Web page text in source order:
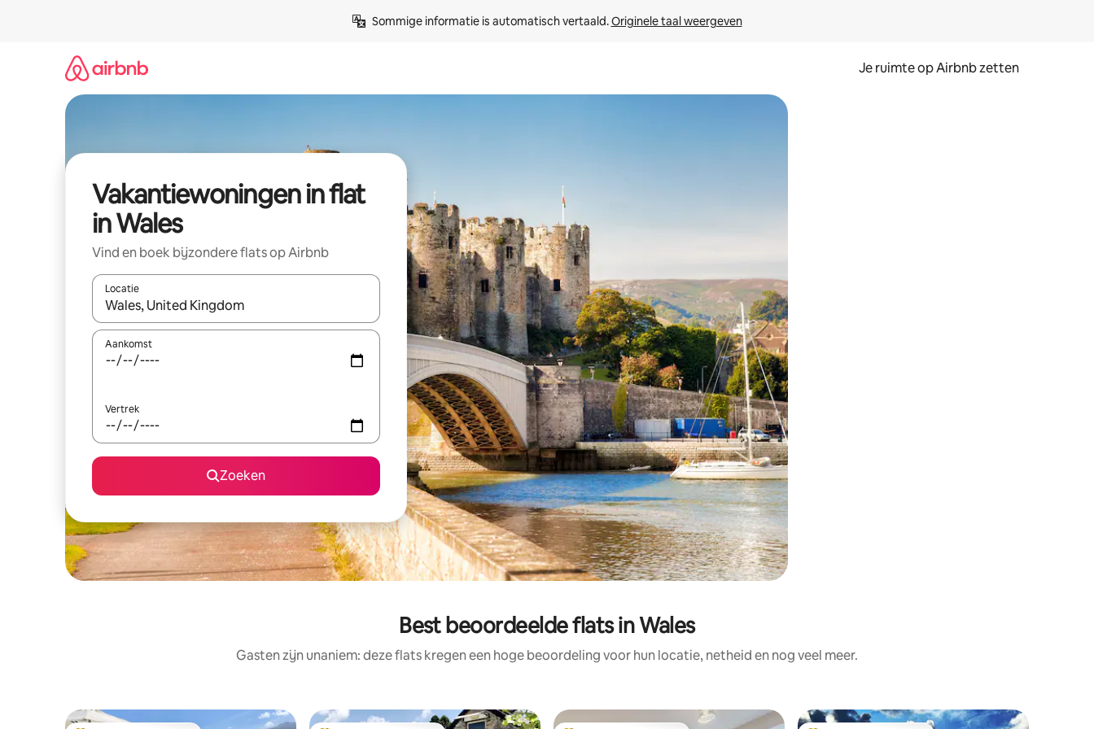
Sommige informatie is automatisch vertaald. Originele taal weergeven
Je ruimte op Airbnb zetten
Vakantiewoningen in flat
in Wales
Vind en boek bijzondere flats op Airbnb
Locatie
Wanneer er suggesties beschikbaar zijn, maak je een keuze met je de pijltjestoetsen omhoog en omlaag, óf door te tikken of swipen.
Aankomst
Vertrek
Zoeken
Best beoordeelde flats in Wales
Gasten zijn unaniem: deze flats kregen een hoge beoordeling voor hun locatie, netheid en nog veel meer.